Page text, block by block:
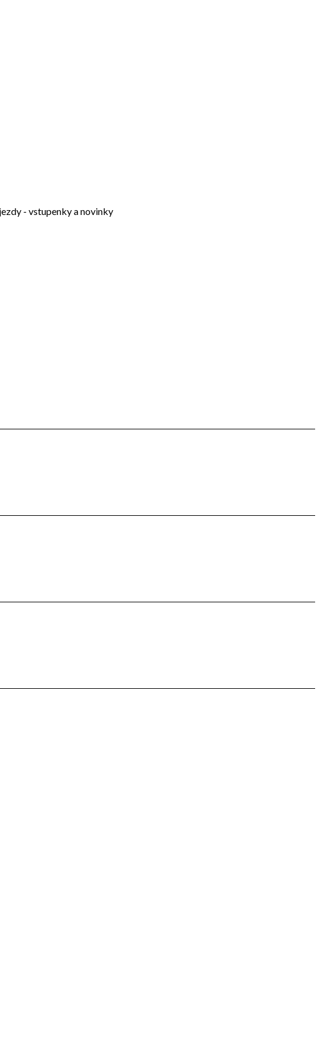
- vstupenky a novinky